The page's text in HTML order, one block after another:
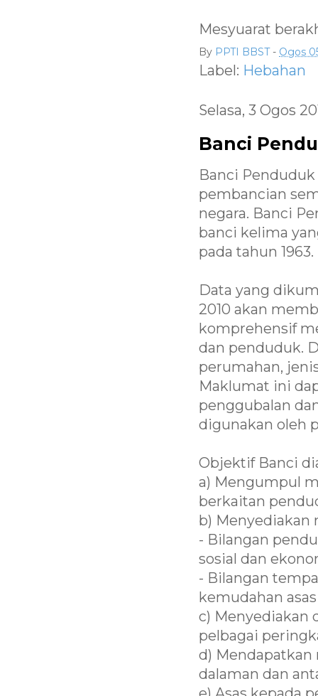
Mesyuarat
By PPTI BBST - Ogos
Label: Hebahan
Selasa, 3 Ogos
Banci
Banci
pembancian
negara. Banci
banci kelima
pada tahun 1963.
Data yang
2010 akan
komprehensif
dan penduduk.
perumahan,
Maklumat ini
penggubalan
digunakan oleh
Objektif Banci
a) Mengumpul
berkaitan
b) Menyediakan
- Bilangan
sosial dan
- Bilangan
kemudahan
c) Menyediakan
pelbagai
d)
dalaman dan